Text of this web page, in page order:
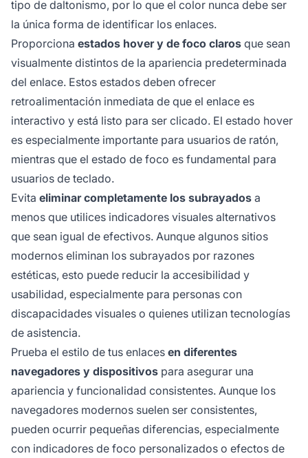
tipo de daltonismo, por lo que el color nunca debe ser
la única forma de identificar los enlaces.
Proporciona estados hover y de foco claros que sean
visualmente distintos de la apariencia predeterminada
del enlace. Estos estados deben ofrecer
retroalimentación inmediata de que el enlace es
interactivo y está listo para ser clicado. El estado hover
es especialmente importante para usuarios de ratón,
mientras que el estado de foco es fundamental para
usuarios de teclado.
Evita eliminar completamente los subrayados a
menos que utilices indicadores visuales alternativos
que sean igual de efectivos. Aunque algunos sitios
modernos eliminan los subrayados por razones
estéticas, esto puede reducir la accesibilidad y
usabilidad, especialmente para personas con
discapacidades visuales o quienes utilizan tecnologías
de asistencia.
Prueba el estilo de tus enlaces en diferentes
navegadores y dispositivos para asegurar una
apariencia y funcionalidad consistentes. Aunque los
navegadores modernos suelen ser consistentes,
pueden ocurrir pequeñas diferencias, especialmente
con indicadores de foco personalizados o efectos de